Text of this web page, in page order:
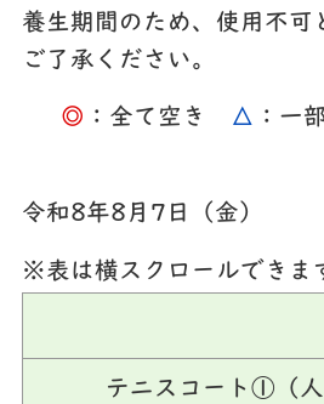
養生期間のため、使用不可
ご了承ください。
◎ ：全て空き △ ：一
令和8年8月7日（金）
※表は横スクロールできま
テニスコート①（人